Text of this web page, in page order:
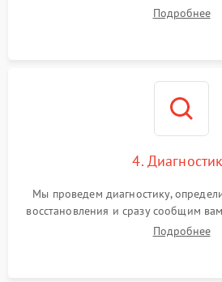
Подробнее
4.
Мы проведем диагностику,
восстановления и сразу сообщим
Подробнее